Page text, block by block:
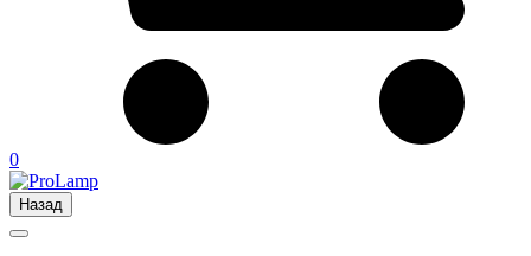
0
Назад